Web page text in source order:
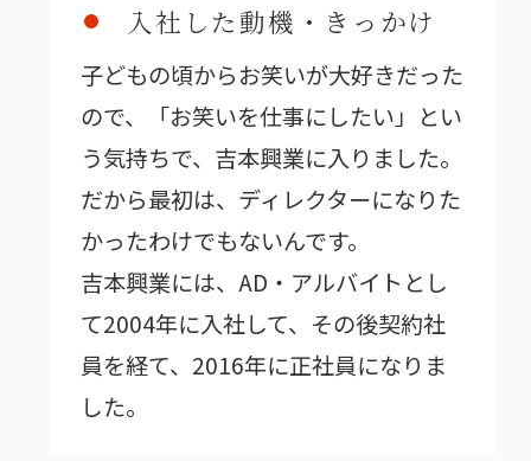
入社した動機・きっかけ
子どもの頃からお笑いが大好きだった
ので、「お笑いを仕事にしたい」とい
う気持ちで、吉本興業に入りました。
だから最初は、ディレクターになりた
かったわけでもないんです。
吉本興業には、AD・アルバイトとし
て2004年に入社して、その後契約社
員を経て、2016年に正社員になりま
した。